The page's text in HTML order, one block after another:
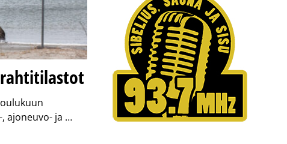
ajoneuvo- ja …